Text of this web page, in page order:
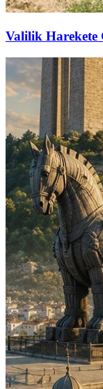
Valilik Harekete